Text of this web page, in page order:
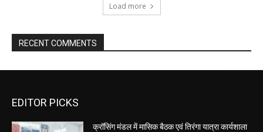
Load more
RECENT COMMENTS
EDITOR PICKS
क्रॉसिंग मंडल में मासिक बैठक एवं तिरंगा यात्रा कार्यशाला